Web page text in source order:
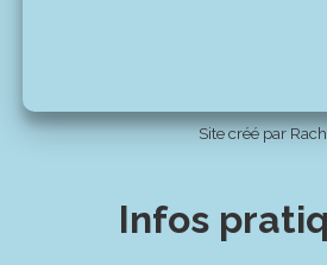
Site créé par
Infos